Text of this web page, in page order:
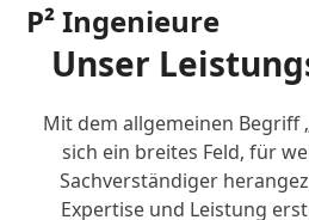
Skip
content
P² Ingenieure
Open
mobile
Close
mobile
Unser
Mit dem allgemeinen Begriff
sich ein breites Feld, für
Sachverständiger
Expertise und Leistung